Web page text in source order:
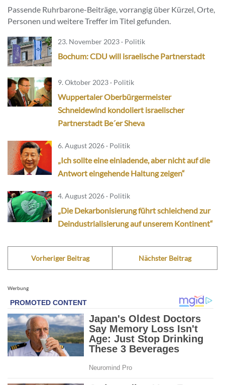
Passende Ruhrbarone-Beiträge, vorrangig über Kürzel, Orte,
Personen und weitere Treffer im Titel gefunden.
23. November 2023 · Politik
Bochum: CDU will israelische Partnerstadt
9. Oktober 2023 · Politik
Wuppertaler Oberbürgermeister
Schneidewind kondoliert israelischer
Partnerstadt Be´er Sheva
6. August 2026 · Politik
„Ich sollte eine einladende, aber nicht auf die
Antwort eingehende Haltung zeigen“
4. August 2026 · Politik
„Die Dekarbonisierung führt schleichend zur
Deindustrialisierung auf unserem Kontinent“
Vorheriger Beitrag Nächster Beitrag
Werbung